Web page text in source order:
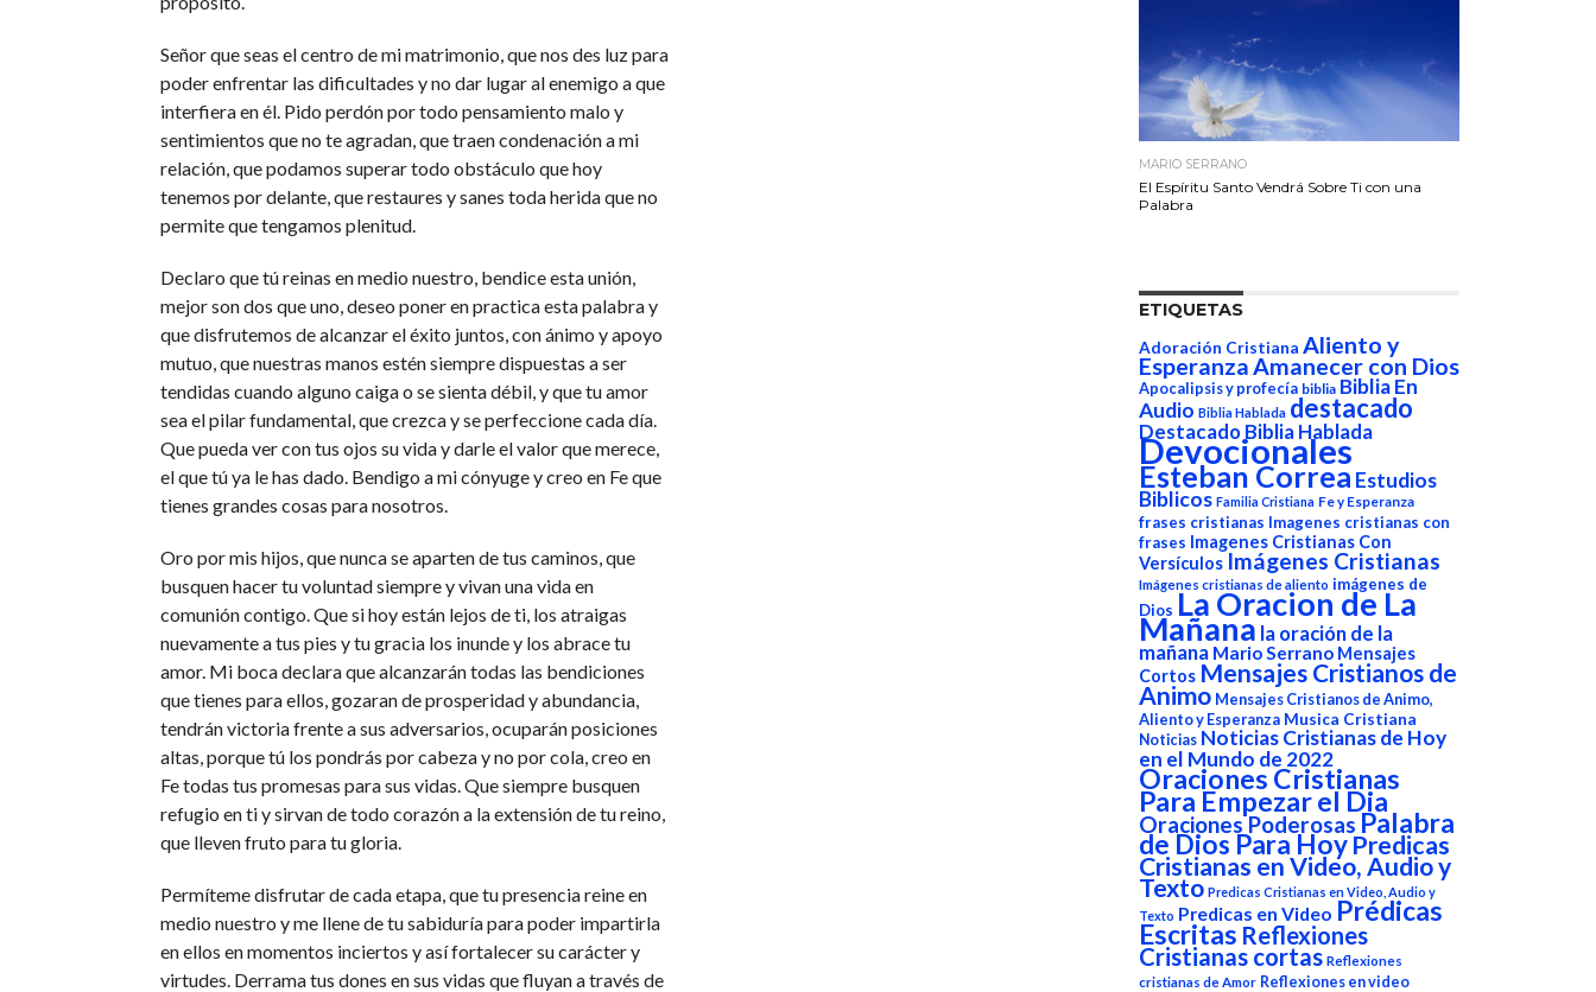
Señor que seas el centro de mi matrimonio, que nos des luz para
poder enfrentar las dificultades y no dar lugar al enemigo a que
interfiera en él. Pido perdón por todo pensamiento malo y
sentimientos que no te agradan, que traen condenación a mi
relación, que podamos superar todo obstáculo que hoy
tenemos por delante, que restaures y sanes toda herida que no
permite que tengamos plenitud.
Declaro que tú reinas en medio nuestro, bendice esta unión,
mejor son dos que uno, deseo poner en practica esta palabra y
que disfrutemos de alcanzar el éxito juntos, con ánimo y apoyo
mutuo, que nuestras manos estén siempre dispuestas a ser
tendidas cuando alguno caiga o se sienta débil, y que tu amor
sea el pilar fundamental, que crezca y se perfeccione cada día.
Que pueda ver con tus ojos su vida y darle el valor que merece,
el que tú ya le has dado. Bendigo a mi cónyuge y creo en Fe que
tienes grandes cosas para nosotros.
Oro por mis hijos, que nunca se aparten de tus caminos, que
busquen hacer tu voluntad siempre y vivan una vida en
comunión contigo. Que si hoy están lejos de ti, los atraigas
nuevamente a tus pies y tu gracia los inunde y los abrace tu
amor. Mi boca declara que alcanzarán todas las bendiciones
que tienes para ellos, gozaran de prosperidad y abundancia,
tendrán victoria frente a sus adversarios, ocuparán posiciones
altas, porque tú los pondrás por cabeza y no por cola, creo en
Fe todas tus promesas para sus vidas. Que siempre busquen
refugio en ti y sirvan de todo corazón a la extensión de tu reino,
que lleven fruto para tu gloria.
Permíteme disfrutar de cada etapa, que tu presencia reine en
medio nuestro y me llene de tu sabiduría para poder impartirla
en ellos en momentos inciertos y así fortalecer su carácter y
virtudes. Derrama tus dones en sus vidas que fluyan a través de
MARIO SERRANO
El Espíritu Santo Vendrá Sobre Ti con una
Palabra
ETIQUETAS
Adoración Cristiana Aliento y
EsperanzaAmanecer con Dios
Apocalipsis y profecía biblia Biblia En
Audio Biblia Hablada destacado
Destacado Biblia Hablada
Devocionales
Esteban Correa Estudios
Biblicos Familia Cristiana Fe y Esperanza
frases cristianas Imagenes cristianas con
frases Imagenes Cristianas Con
Versículos Imágenes Cristianas
Imágenes cristianas de aliento imágenes de
Dios La Oracion de La
Mañana la oración de la
mañana Mario Serrano Mensajes
Cortos Mensajes Cristianos de
Animo Mensajes Cristianos de Animo,
Aliento y Esperanza Musica Cristiana
Noticias Noticias Cristianas de Hoy
en el Mundo de 2022
Oraciones Cristianas
Para Empezar el Dia
Oraciones Poderosas Palabra
de Dios Para HoyPredicas
Cristianas en Video, Audio y
Texto Predicas Cristianas en Video, Audio y
Texto Predicas en Video Prédicas
Escritas Reflexiones
Cristianas cortas Reflexiones
cristianas de Amor Reflexiones en video